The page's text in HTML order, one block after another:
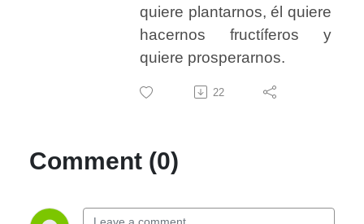
quiere plantarnos, él quiere
hacernos fructíferos y
quiere prosperarnos.
22
Comment (0)